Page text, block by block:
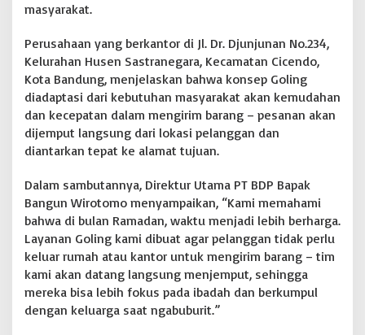
,
B
a
i
k
a
n
k
j
i
l
a
n
B
u
masyarakat.
Perusahaan yang berkantor di Jl. Dr. Djunjunan No.234,
Kelurahan Husen Sastranegara, Kecamatan Cicendo,
Kota Bandung, menjelaskan bahwa konsep Goling
diadaptasi dari kebutuhan masyarakat akan kemudahan
dan kecepatan dalam mengirim barang – pesanan akan
dijemput langsung dari lokasi pelanggan dan
diantarkan tepat ke alamat tujuan.
Dalam sambutannya, Direktur Utama PT BDP Bapak
Bangun Wirotomo menyampaikan, “Kami memahami
bahwa di bulan Ramadan, waktu menjadi lebih berharga.
Layanan Goling kami dibuat agar pelanggan tidak perlu
keluar rumah atau kantor untuk mengirim barang – tim
kami akan datang langsung menjemput, sehingga
mereka bisa lebih fokus pada ibadah dan berkumpul
dengan keluarga saat ngabuburit.”